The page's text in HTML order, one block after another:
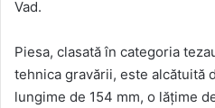
Vad.
Piesa, clasată în categoria
tehnica gravării, este alcătuită
lungime de 154 mm, o lăţime